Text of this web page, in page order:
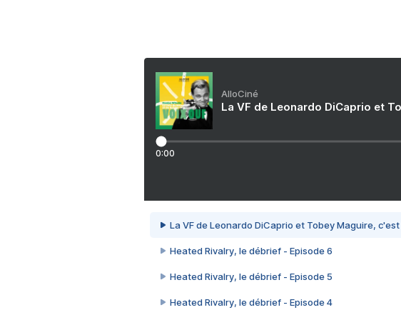
AlloCiné
La VF de Leonardo DiCaprio et
0:00
La VF de Leonardo DiCaprio et Tobey Maguire,
Heated Rivalry, le débrief - Episode 6
Heated Rivalry, le débrief - Episode 5
Heated Rivalry, le débrief - Episode 4